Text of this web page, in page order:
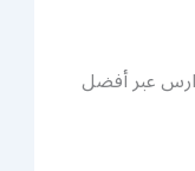
عبر أفضل